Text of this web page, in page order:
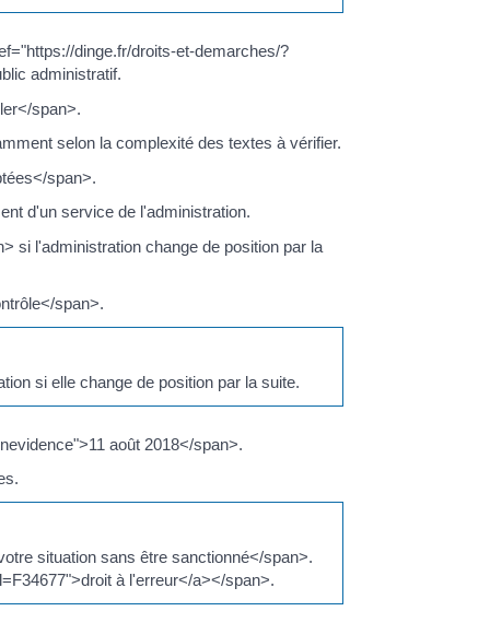
dinge.fr/droits-et-demarches/?
administratif.
span>.
selon la complexité des textes à vérifier.
span>.
d'un service de l'administration.
si l'administration change de position par la
span>.
si elle change de position par la suite.
août 2018</span>.
situation sans être sanctionné</span>.
à l'erreur</a></span>.